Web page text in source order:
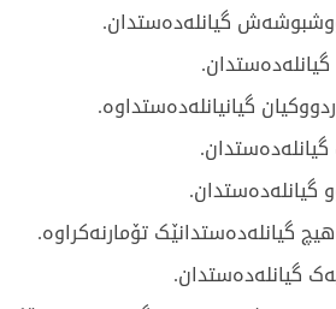
گیانیانلەدەستداوە.
گیانلەدەستدانێک تۆمارنەکراوە.
گیانلەدەستدان.